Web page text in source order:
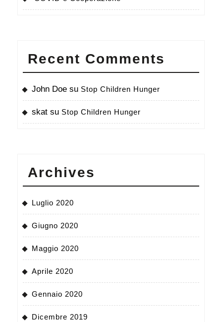
Recent Comments
John Doe su Stop Children Hunger
skat su Stop Children Hunger
Archives
Luglio 2020
Giugno 2020
Maggio 2020
Aprile 2020
Gennaio 2020
Dicembre 2019